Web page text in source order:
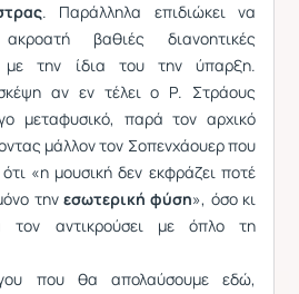
. Παράλληλα επιδιώκει να
βαθιές διανοητικές
με την ίδια του την ύπαρξη.
αν εν τέλει ο Ρ. Στράους
μεταφυσικό, παρά τον αρχικό
μάλλον τον Σοπενχάουερ που
«η μουσική δεν εκφράζει ποτέ
την εσωτερική φύση», όσο κι
αντικρούσει με όπλο τη
που θα απολαύσουμε εδώ,